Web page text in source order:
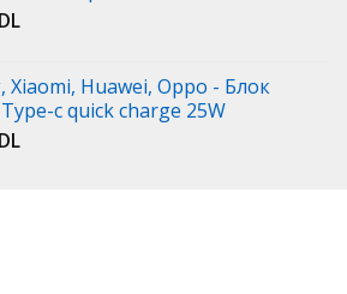
Xiaomi, Huawei, Oppo - Блок
c quick charge 25W